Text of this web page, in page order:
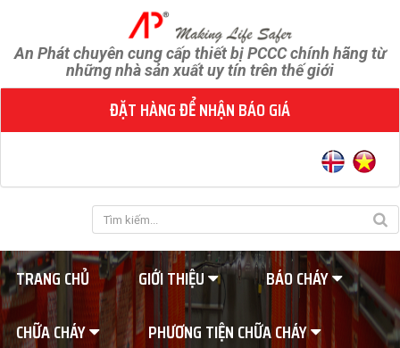
An Phát chuyên cung cấp thiết bị PCCC chính hãng từ
những nhà sản xuất uy tín trên thế giới
ĐẶT HÀNG ĐỂ NHẬN BÁO GIÁ
TRANG CHỦ GIỚI THIỆU
BÁO CHÁY
CHỮA CHÁY
PHƯƠNG TIỆN CHỮA CHÁY